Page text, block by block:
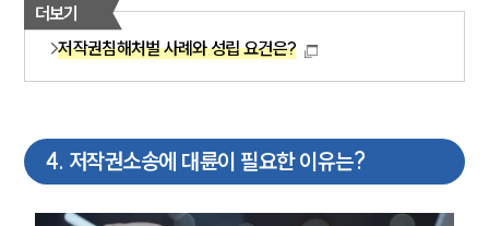
더보기
저작권침해처벌 사례와 성립 요건은?
4. 저작권소송에 대륜이 필요한 이유는?